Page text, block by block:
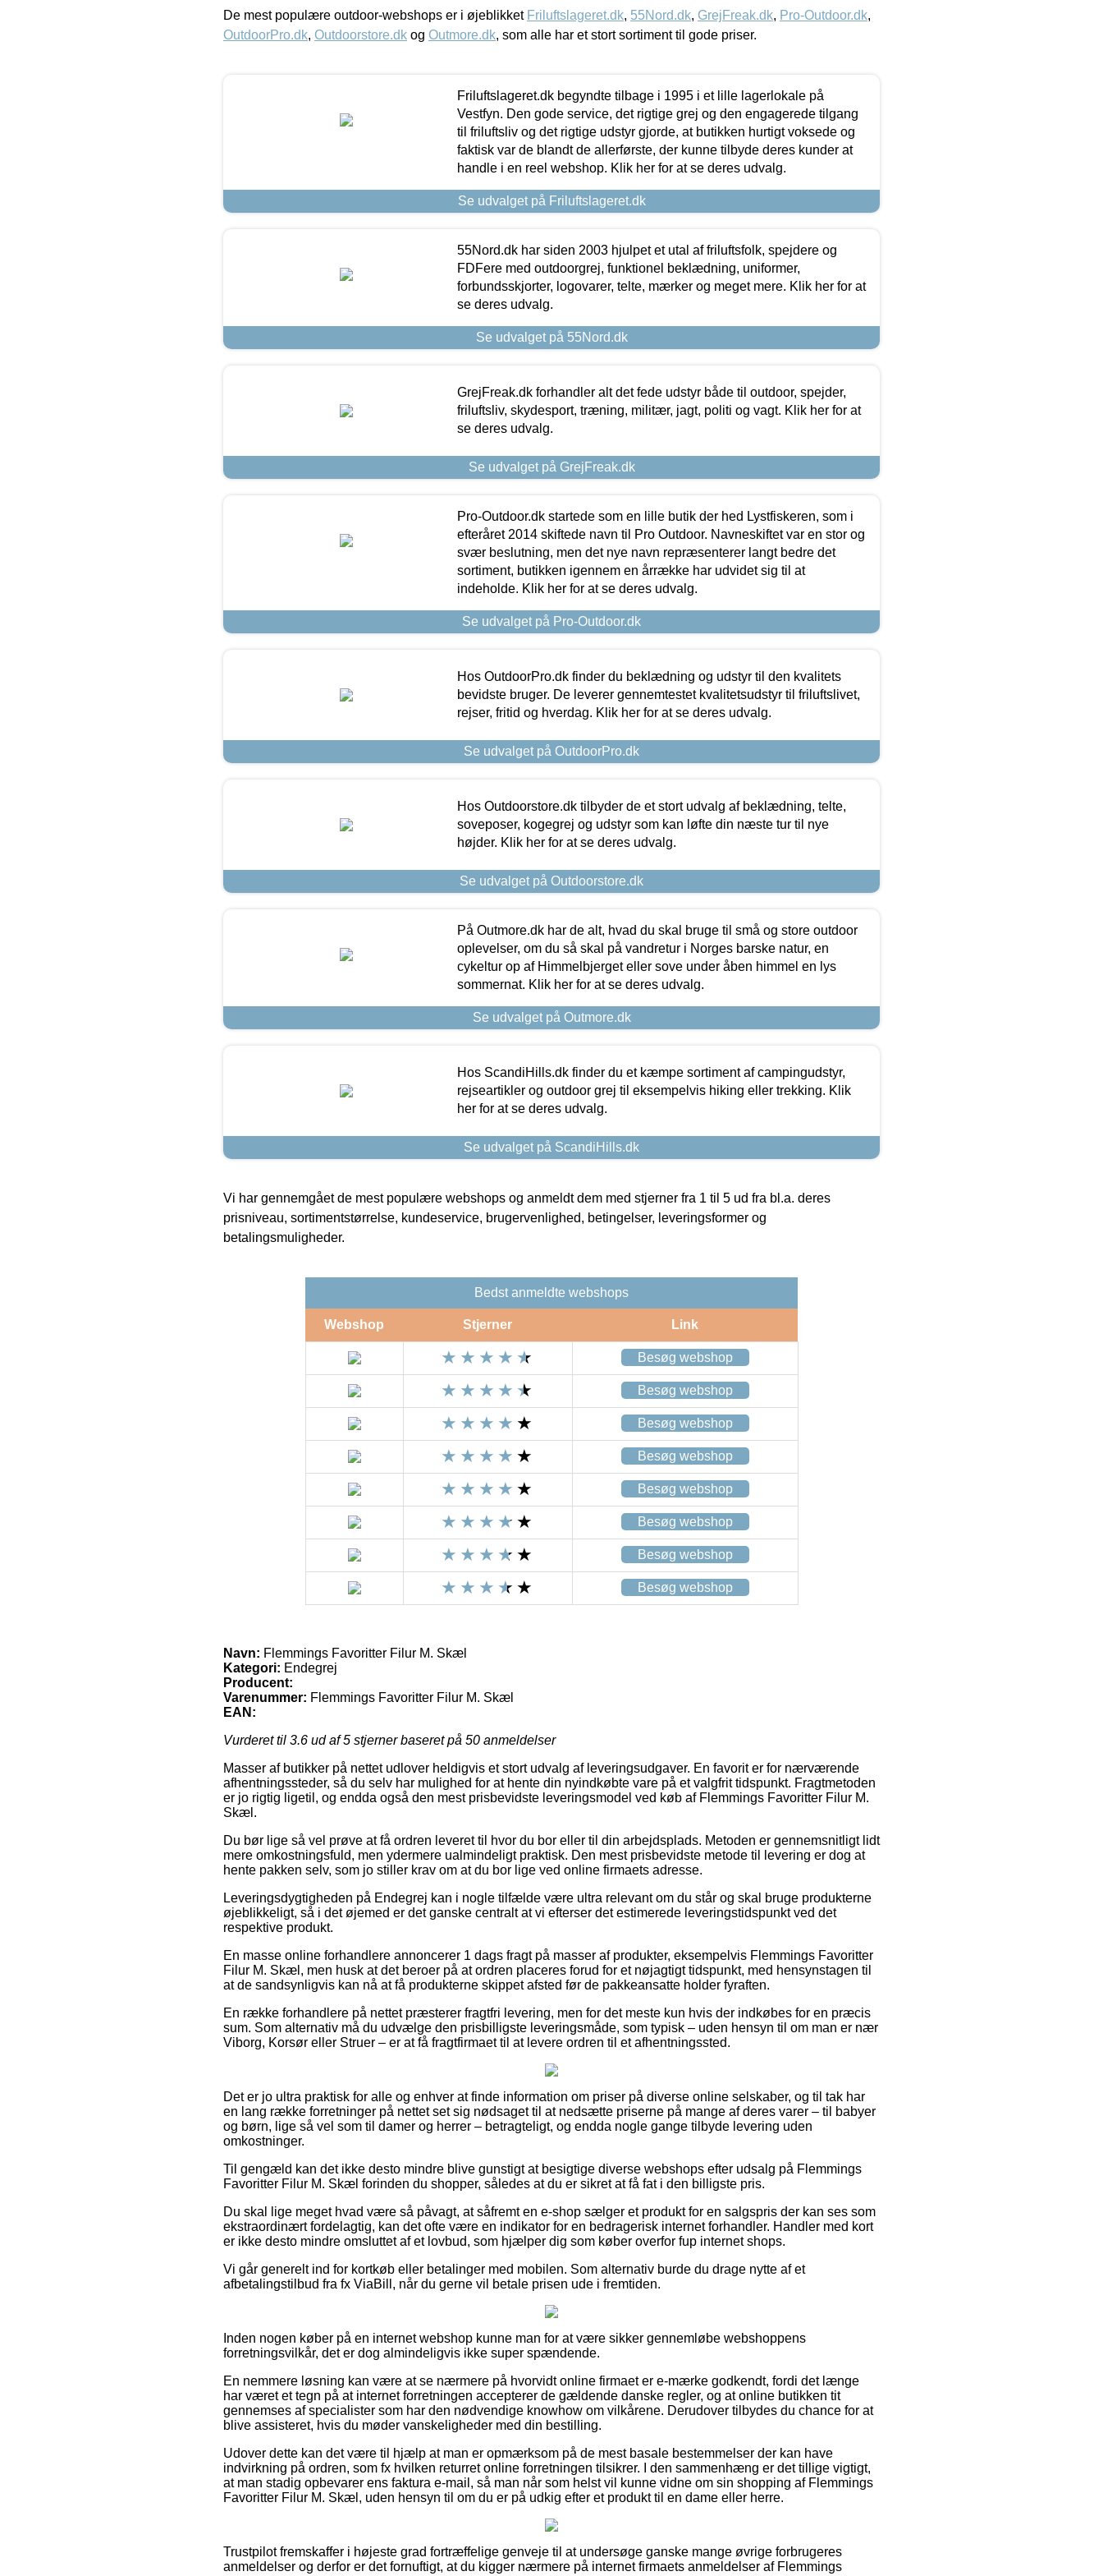
De mest populære outdoor-webshops er i øjeblikket Friluftslageret.dk, 55Nord.dk, GrejFreak.dk, Pro-Outdoor.dk,
OutdoorPro.dk, Outdoorstore.dk og Outmore.dk, som alle har et stort sortiment til gode priser.
Friluftslageret.dk begyndte tilbage i 1995 i et lille lagerlokale på
Vestfyn. Den gode service, det rigtige grej og den engagerede tilgang
til friluftsliv og det rigtige udstyr gjorde, at butikken hurtigt voksede og
faktisk var de blandt de allerførste, der kunne tilbyde deres kunder at
handle i en reel webshop. Klik her for at se deres udvalg.
Se udvalget på Friluftslageret.dk
55Nord.dk har siden 2003 hjulpet et utal af friluftsfolk, spejdere og
FDFere med outdoorgrej, funktionel beklædning, uniformer,
forbundsskjorter, logovarer, telte, mærker og meget mere. Klik her for at
se deres udvalg.
Se udvalget på 55Nord.dk
GrejFreak.dk forhandler alt det fede udstyr både til outdoor, spejder,
friluftsliv, skydesport, træning, militær, jagt, politi og vagt. Klik her for at
se deres udvalg.
Se udvalget på GrejFreak.dk
Pro-Outdoor.dk startede som en lille butik der hed Lystfiskeren, som i
efteråret 2014 skiftede navn til Pro Outdoor. Navneskiftet var en stor og
svær beslutning, men det nye navn repræsenterer langt bedre det
sortiment, butikken igennem en årrække har udvidet sig til at
indeholde. Klik her for at se deres udvalg.
Se udvalget på Pro-Outdoor.dk
Hos OutdoorPro.dk finder du beklædning og udstyr til den kvalitets
bevidste bruger. De leverer gennemtestet kvalitetsudstyr til friluftslivet,
rejser, fritid og hverdag. Klik her for at se deres udvalg.
Se udvalget på OutdoorPro.dk
Hos Outdoorstore.dk tilbyder de et stort udvalg af beklædning, telte,
soveposer, kogegrej og udstyr som kan løfte din næste tur til nye
højder. Klik her for at se deres udvalg.
Se udvalget på Outdoorstore.dk
På Outmore.dk har de alt, hvad du skal bruge til små og store outdoor
oplevelser, om du så skal på vandretur i Norges barske natur, en
cykeltur op af Himmelbjerget eller sove under åben himmel en lys
sommernat. Klik her for at se deres udvalg.
Se udvalget på Outmore.dk
Hos ScandiHills.dk finder du et kæmpe sortiment af campingudstyr,
rejseartikler og outdoor grej til eksempelvis hiking eller trekking. Klik
her for at se deres udvalg.
Se udvalget på ScandiHills.dk
Vi har gennemgået de mest populære webshops og anmeldt dem med stjerner fra 1 til 5 ud fra bl.a. deres
prisniveau, sortimentstørrelse, kundeservice, brugervenlighed, betingelser, leveringsformer og
betalingsmuligheder.
Bedst anmeldte webshops
Webshop Stjerner Link
Besøg webshop
Besøg webshop
Besøg webshop
Besøg webshop
Besøg webshop
Besøg webshop
Besøg webshop
Besøg webshop
Navn: Flemmings Favoritter Filur M. Skæl
Kategori: Endegrej
Producent:
Varenummer: Flemmings Favoritter Filur M. Skæl
EAN:
Vurderet til 3.6 ud af 5 stjerner baseret på 50 anmeldelser
Masser af butikker på nettet udlover heldigvis et stort udvalg af leveringsudgaver. En favorit er for nærværende
afhentningssteder, så du selv har mulighed for at hente din nyindkøbte vare på et valgfrit tidspunkt. Fragtmetoden
er jo rigtig ligetil, og endda også den mest prisbevidste leveringsmodel ved køb af Flemmings Favoritter Filur M.
Skæl.
Du bør lige så vel prøve at få ordren leveret til hvor du bor eller til din arbejdsplads. Metoden er gennemsnitligt lidt
mere omkostningsfuld, men ydermere ualmindeligt praktisk. Den mest prisbevidste metode til levering er dog at
hente pakken selv, som jo stiller krav om at du bor lige ved online firmaets adresse.
Leveringsdygtigheden på Endegrej kan i nogle tilfælde være ultra relevant om du står og skal bruge produkterne
øjeblikkeligt, så i det øjemed er det ganske centralt at vi efterser det estimerede leveringstidspunkt ved det
respektive produkt.
En masse online forhandlere annoncerer 1 dags fragt på masser af produkter, eksempelvis Flemmings Favoritter
Filur M. Skæl, men husk at det beroer på at ordren placeres forud for et nøjagtigt tidspunkt, med hensynstagen til
at de sandsynligvis kan nå at få produkterne skippet afsted før de pakkeansatte holder fyraften.
En række forhandlere på nettet præsterer fragtfri levering, men for det meste kun hvis der indkøbes for en præcis
sum. Som alternativ må du udvælge den prisbilligste leveringsmåde, som typisk – uden hensyn til om man er nær
Viborg, Korsør eller Struer – er at få fragtfirmaet til at levere ordren til et afhentningssted.
Det er jo ultra praktisk for alle og enhver at finde information om priser på diverse online selskaber, og til tak har
en lang række forretninger på nettet set sig nødsaget til at nedsætte priserne på mange af deres varer – til babyer
og børn, lige så vel som til damer og herrer – betragteligt, og endda nogle gange tilbyde levering uden
omkostninger.
Til gengæld kan det ikke desto mindre blive gunstigt at besigtige diverse webshops efter udsalg på Flemmings
Favoritter Filur M. Skæl forinden du shopper, således at du er sikret at få fat i den billigste pris.
Du skal lige meget hvad være så påvagt, at såfremt en e-shop sælger et produkt for en salgspris der kan ses som
ekstraordinært fordelagtig, kan det ofte være en indikator for en bedragerisk internet forhandler. Handler med kort
er ikke desto mindre omsluttet af et lovbud, som hjælper dig som køber overfor fup internet shops.
Vi går generelt ind for kortkøb eller betalinger med mobilen. Som alternativ burde du drage nytte af et
afbetalingstilbud fra fx ViaBill, når du gerne vil betale prisen ude i fremtiden.
Inden nogen køber på en internet webshop kunne man for at være sikker gennemløbe webshoppens
forretningsvilkår, det er dog almindeligvis ikke super spændende.
En nemmere løsning kan være at se nærmere på hvorvidt online firmaet er e-mærke godkendt, fordi det længe
har været et tegn på at internet forretningen accepterer de gældende danske regler, og at online butikken tit
gennemses af specialister som har den nødvendige knowhow om vilkårene. Derudover tilbydes du chance for at
blive assisteret, hvis du møder vanskeligheder med din bestilling.
Udover dette kan det være til hjælp at man er opmærksom på de mest basale bestemmelser der kan have
indvirkning på ordren, som fx hvilken returret online forretningen tilsikrer. I den sammenhæng er det tillige vigtigt,
at man stadig opbevarer ens faktura e-mail, så man når som helst vil kunne vidne om sin shopping af Flemmings
Favoritter Filur M. Skæl, uden hensyn til om du er på udkig efter et produkt til en dame eller herre.
Trustpilot fremskaffer i højeste grad fortræffelige genveje til at undersøge ganske mange øvrige forbrugeres
anmeldelser og derfor er det fornuftigt, at du kigger nærmere på internet firmaets anmeldelser af Flemmings